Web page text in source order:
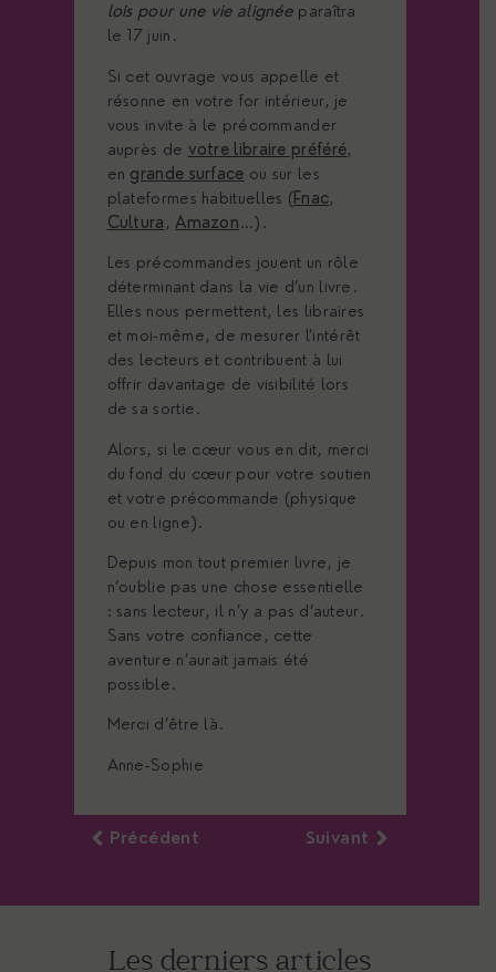
lois pour une vie alignée paraîtra
le 17 juin.
Si cet ouvrage vous appelle et
résonne en votre for intérieur, je
vous invite à le précommander
auprès de votre libraire préféré,
en grande surface ou sur les
plateformes habituelles (Fnac,
Cultura ,Amazon…).
Les précommandes jouent un rôle
déterminant dans la vie d’un livre.
Elles nous permettent, les libraires
et moi-même, de mesurer l’intérêt
des lecteurs et contribuent à lui
offrir davantage de visibilité lors
de sa sortie.
Alors, si le cœur vous en dit, merci
du fond du cœur pour votre soutien
et votre précommande (physique
ou en ligne).
Depuis mon tout premier livre, je
n’oublie pas une chose essentielle
: sans lecteur, il n’y a pas d’auteur.
Sans votre confiance, cette
aventure n’aurait jamais été
possible.
Merci d’être là.
Anne-Sophie
Précédent Suivant
Les derniers articles